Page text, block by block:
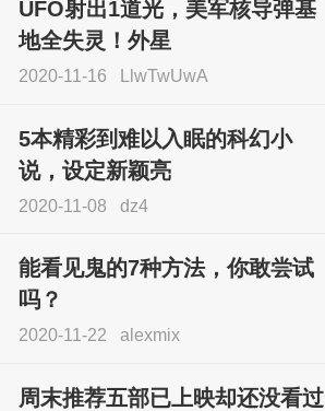
UFO射出1道光，美军核导弹基
地全失灵！外星
2020-11-16 LlwTwUwA
5本精彩到难以入眠的科幻小
说，设定新颖亮
2020-11-08 dz4
能看见鬼的7种方法，你敢尝试
吗？
2020-11-22 alexmix
周末推荐五部已上映却还没看过